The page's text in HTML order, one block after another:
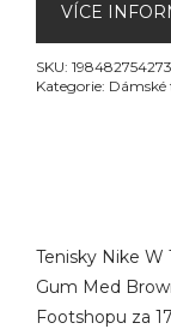
VÍCE
SKU: 198482754273
Kategorie: Dámské
Tenisky Nike
Gum Med
Footshopu za